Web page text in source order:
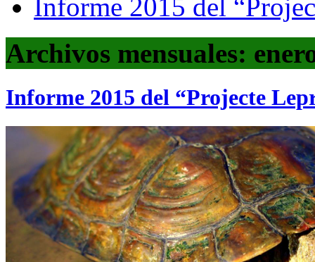
Informe 2015 del
Archivos mensuales:
Informe 2015 del “Projecte